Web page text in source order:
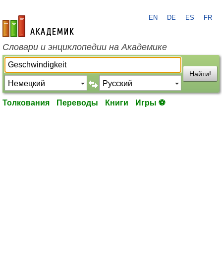
academic.ru
EN DE ES FR
Словари и энциклопедии на Академике
Найти!
Толкования Переводы Книги Игры ⚽